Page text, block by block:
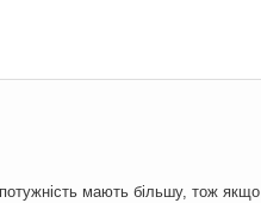
мають більшу, тож